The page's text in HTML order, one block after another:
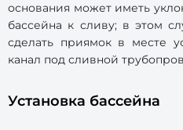
основания может иметь
бассейна к сливу; в этом
сделать приямок в месте
канал под сливной
Установка бассейна